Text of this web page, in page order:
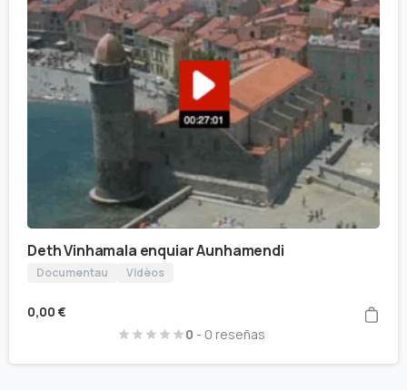
Deth Vinhamala enquiar Aunhamendi
Documentau Vidèos
0,00 €
0 - 0 reseñas